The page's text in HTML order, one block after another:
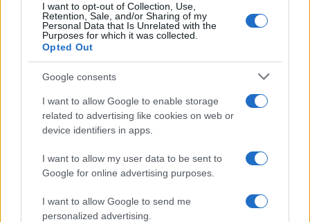
I want to opt-out of Collection, Use,
Retention, Sale, and/or Sharing of my
Personal Data that Is Unrelated with the
Purposes for which it was collected.
Opted Out
Google consents
I want to allow Google to enable storage
related to advertising like cookies on web or
device identifiers in apps.
I want to allow my user data to be sent to
Google for online advertising purposes.
I want to allow Google to send me
personalized advertising.
Condividi l'articolo
F
ce
b
o
o
k
T
w
it
te
r
Pi
n
te
re
st
W
h
at
s
A
p
p
S
h
a
Articolo precedente
Prossimo articolo